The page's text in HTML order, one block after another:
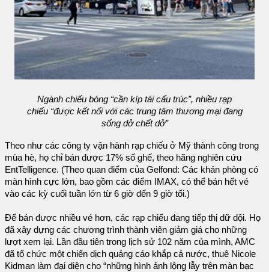
Ngành chiếu bóng “cần kíp tái cấu trúc”, nhiều rạp
chiếu “được kết nối với các trung tâm thương mại đang
sống dở chết dở”
Theo như các công ty vận hành rạp chiếu ở Mỹ thành công trong
mùa hè, họ chỉ bán được 17% số ghế, theo hãng nghiên cứu
EntTelligence. (Theo quan điểm của Gelfond: Các khán phòng có
màn hình cực lớn, bao gồm các điểm IMAX, có thể bán hết vé
vào các kỳ cuối tuần lớn từ 6 giờ đến 9 giờ tối.)
Để bán được nhiều vé hơn, các rạp chiếu đang tiếp thị dữ dội. Họ
đã xây dựng các chương trình thành viên giảm giá cho những
lượt xem lại. Lần đầu tiên trong lịch sử 102 năm của mình, AMC
đã tổ chức một chiến dịch quảng cáo khắp cả nước, thuê Nicole
Kidman làm đại diện cho “những hình ảnh lộng lẫy trên màn bạc